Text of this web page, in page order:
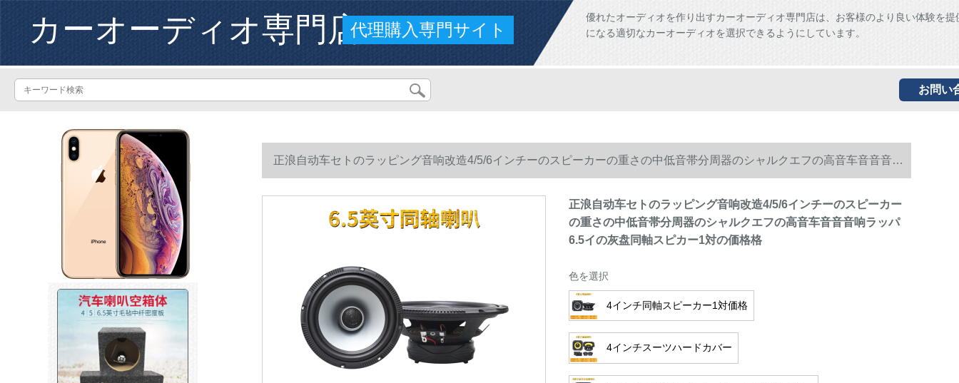
カーオーディオ専門店代理購入専門サイト
優れたオーディオを作り出すカーオーディオ専門店は、お客様のより良い体験を提
になる適切なカーオーディオを選択できるようにしています。
お問い
正浪自动车セトのラッピング音响改造4/5/6インチーのスピーカーの重さの中低音帯分周器のシャルクエフの高音车音音音响
ラッパ6.5イの灰盘同軸スピカー1対の価格格
正浪自动车セトのラッピング音响改造4/5/6インチーのスピーカー
の重さの中低音帯分周器のシャルクエフの高音车音音音响ラッパ
6.5イの灰盘同軸スピカー1対の価格格
色を選択
4インチ同軸スピーカー1対価格
4インチスーツハードカバー